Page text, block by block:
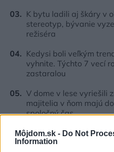
Môjdom.sk - Do Not
Information
K bytu ladili aj škáry v
stereotyp, bývanie
režiséra
Kedysi boli veľkým
vyhnite. Týchto 7 vecí
zastaralou
V dome v lese vyriešili
majitelia v ňom majú
spoločný čas
Inšpirácie